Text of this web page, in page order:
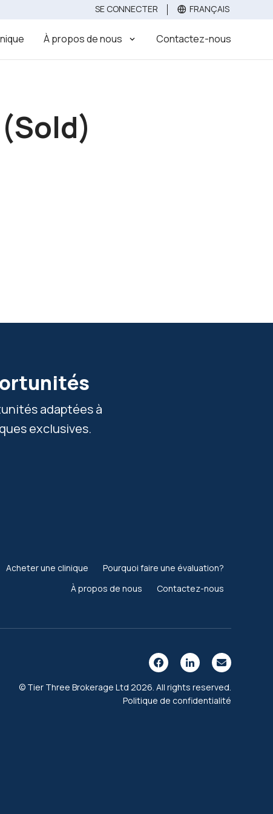
SE CONNECTER FRANÇAIS
À propos de nous Contactez-nous
adaptées à
exclusives.
Acheter une clinique
Pourquoi faire une évaluation?
À propos de nous
Contactez-nous
© Tier Three Brokerage Ltd 2026. All rights reserved.
Politique de confidentialité